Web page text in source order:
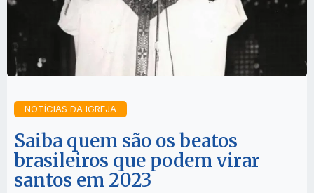
NOTÍCIAS DA IGREJA
Saiba quem são os beatos
brasileiros que podem virar
santos em 2023